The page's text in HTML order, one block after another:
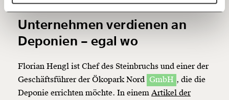
150€ €
Du erhältst eine E-Mail mit deiner
Geschenkurkunde im PDF-Format, welche Du
ausdrucken oder weiterleiten und verschenken
kannst.
Unternehmen verdienen an
Deponien – egal wo
Florian Hengl ist Chef des Steinbruchs und einer der
Geschäftsführer der Ökopark Nord GmbH , die die
Deponie errichten möchte. In einem Artikel der